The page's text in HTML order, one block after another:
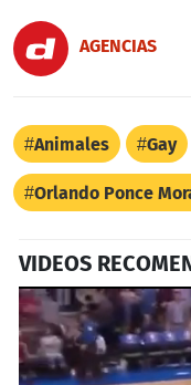
AGENCIAS
Animales Gay
Orlando Ponce
VIDEOS